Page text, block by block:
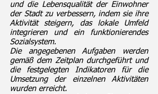
und die Lebensqualität der Einwohner
der Stadt zu verbessern, indem sie ihre
Aktivität steigern, das lokale Umfeld
integrieren und ein funktionierendes
Sozialsystem.
Die angegebenen Aufgaben werden
gemäß dem Zeitplan durchgeführt und
die festgelegten Indikatoren für die
Umsetzung der einzelnen Aktivitäten
wurden erreicht.